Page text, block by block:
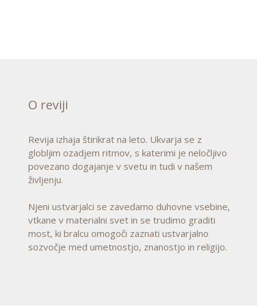
O reviji
Revija izhaja štirikrat na leto. Ukvarja se z
globljim ozadjem ritmov, s katerimi je neločljivo
povezano dogajanje v svetu in tudi v našem
življenju.
Njeni ustvarjalci se zavedamo duhovne vsebine,
vtkane v materialni svet in se trudimo graditi
most, ki bralcu omogoči zaznati ustvarjalno
sozvočje med umetnostjo, znanostjo in religijo.